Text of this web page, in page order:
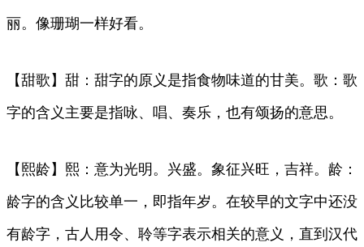
丽。像珊瑚一样好看。
【甜歌】甜：甜字的原义是指食物味道的甘美。歌：歌
字的含义主要是指咏、唱、奏乐，也有颂扬的意思。
【熙龄】熙：意为光明。兴盛。象征兴旺，吉祥。龄：
龄字的含义比较单一，即指年岁。在较早的文字中还没
有龄字，古人用令、聆等字表示相关的意义，直到汉代